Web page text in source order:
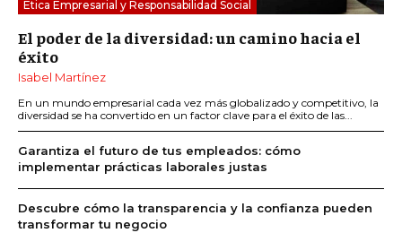
Ética Empresarial y Responsabilidad Social
El poder de la diversidad: un camino hacia el
éxito
Isabel Martínez
En un mundo empresarial cada vez más globalizado y competitivo, la
diversidad se ha convertido en un factor clave para el éxito de las...
Garantiza el futuro de tus empleados: cómo
implementar prácticas laborales justas
Descubre cómo la transparencia y la confianza pueden
transformar tu negocio